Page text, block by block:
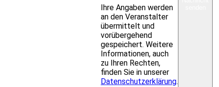
Ihre Angaben werden
an den Veranstalter
übermittelt und
vorübergehend
gespeichert. Weitere
Informationen, auch
zu Ihren Rechten,
finden Sie in unserer
Datenschutzerklärung.